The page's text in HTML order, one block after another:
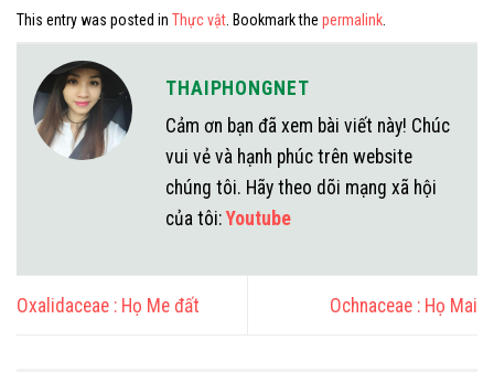
This entry was posted in Thực vật. Bookmark the permalink.
THAIPHONGNET
Cảm ơn bạn đã xem bài viết này! Chúc
vui vẻ và hạnh phúc trên website
chúng tôi. Hãy theo dõi mạng xã hội
của tôi:Youtube
Oxalidaceae : Họ Me đất Ochnaceae : Họ Mai